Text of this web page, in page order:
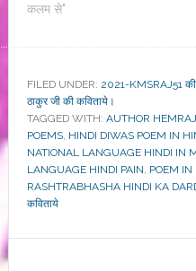
कलम से"
FILED UNDER: 2021-KMSRAJ51
ठाकुर जी की कविताये।
TAGGED WITH: AUTHOR
POEMS, HINDI DIWAS POEM IN
NATIONAL LANGUAGE HINDI IN
LANGUAGE HINDI PAIN, POEM IN
RASHTRABHASHA HINDI KA
कविताये